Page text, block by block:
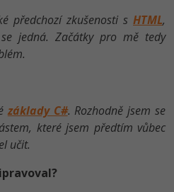
předchozí zkušenosti s HTML,
jedná. Začátky pro mě tedy
základy C#. Rozhodně jsem se
které jsem předtím vůbec
učit.